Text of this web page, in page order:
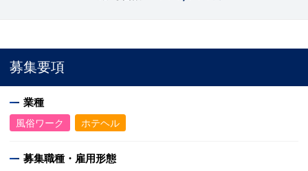
募集要項
業種
風俗ワーク ホテヘル
募集職種・雇用形態